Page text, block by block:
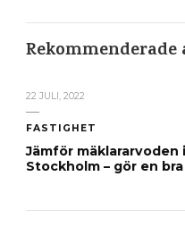
22 JULI, 2022
FASTIGHET
Jämför mäklararvoden i
Stockholm – gör en